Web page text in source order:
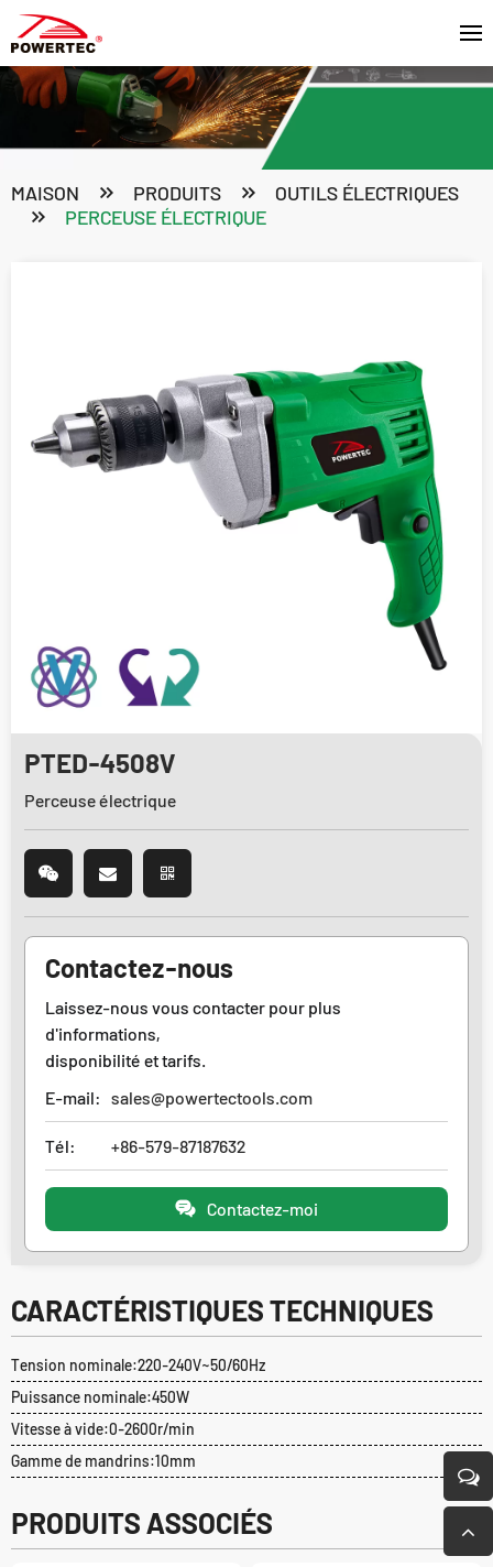
MAISON PRODUITS
OUTILS ÉLECTRIQUES
PERCEUSE ÉLECTRIQUE
PTED-4508V
Perceuse électrique
Contactez-nous
Laissez-nous vous contacter pour plus
d'informations,
disponibilité et tarifs.
E-mail: sales@powertectools.com
Tél: +86-579-87187632
Contactez-moi
CARACTÉRISTIQUES TECHNIQUES
Tension nominale:220-240V~50/60Hz
Puissance nominale:450W
Vitesse à vide:0-2600r/min
Gamme de mandrins:10mm
PRODUITS ASSOCIÉS